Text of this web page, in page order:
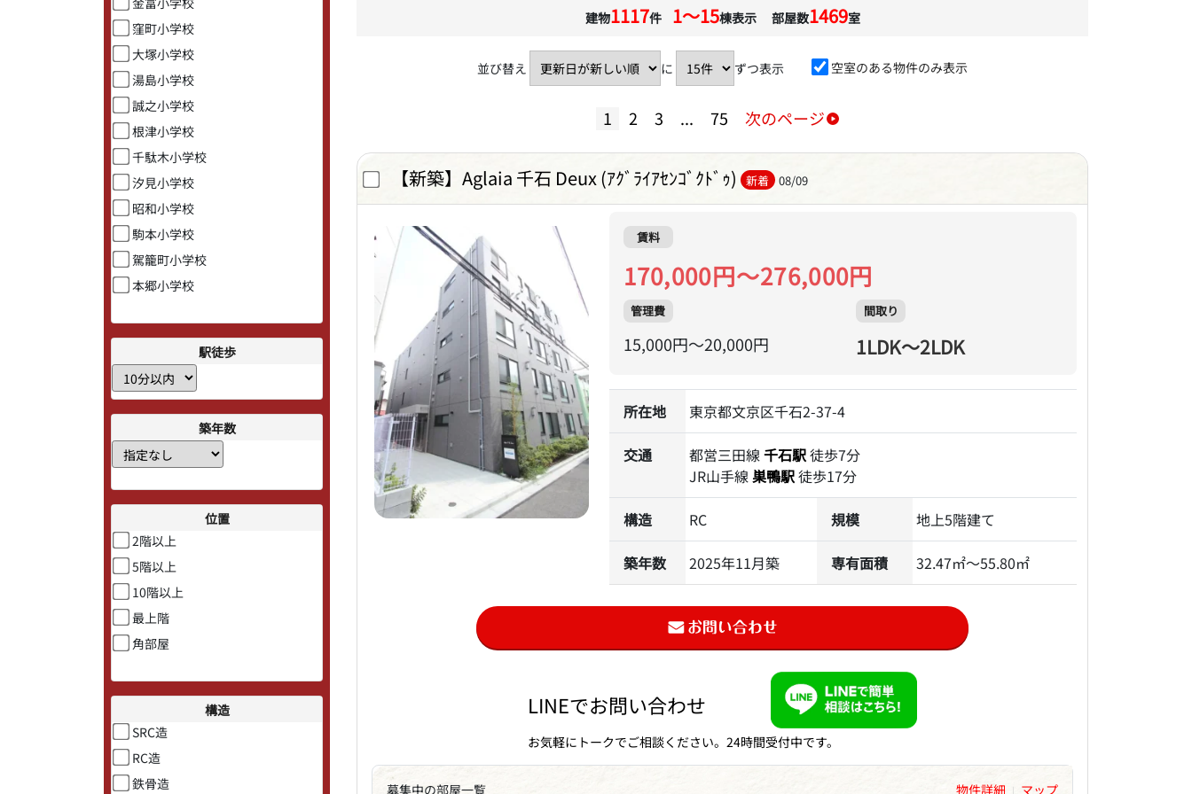
窪町小学校
大塚小学校
湯島小学校
誠之小学校
根津小学校
千駄木小学校
汐見小学校
昭和小学校
駒本小学校
駕籠町小学校
本郷小学校
駅徒歩
築年数
位置
2階以上
5階以上
10階以上
最上階
角部屋
構造
SRC造
RC造
鉄骨造
建物1117件 1〜15棟表示 部屋数1469室
並び替え に ずつ表示 空室のある物件のみ表示
1 2 3 ... 75 次のページ
【新築】Aglaia 千石 Deux (ｱｸﾞﾗｲｱｾﾝｺﾞｸﾄﾞｩ) 新着 08/09
賃料
170,000円～276,000円
管理費
15,000円～20,000円
間取り
1LDK～2LDK
所在地 東京都文京区千石2-37-4
交通 都営三田線 千石駅徒歩7分
JR山手線 巣鴨駅徒歩17分
構造 RC 規模 地上5階建て
築年数 2025年11月築 専有面積 32.47㎡～55.80㎡
LINEでお問い合わせ
お気軽にトークでご相談ください。24時間受付中です。
募集中の部屋一覧 物件詳細 | マップ